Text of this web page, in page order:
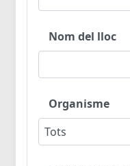
Nom del lloc
Organisme
Tots